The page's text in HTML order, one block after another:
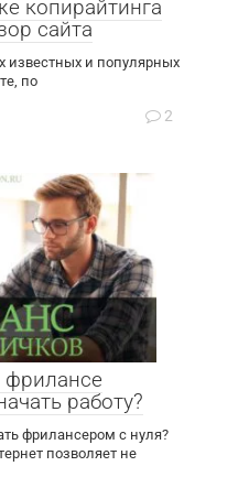
копирайтинга
сайта
известных и популярных
по
2
фрилансе
работу?
фрилансером с нуля?
позволяет не